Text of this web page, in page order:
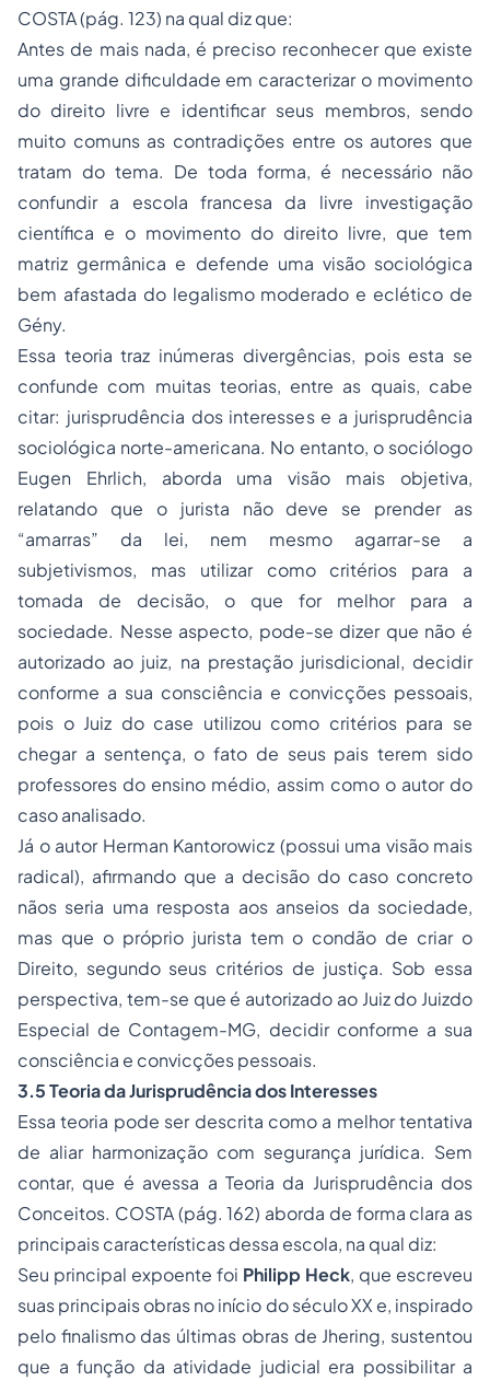
COSTA (pág. 123) na qual diz que:
Antes de mais nada, é preciso reconhecer que existe
uma grande dificuldade em caracterizar o movimento
do direito livre e identificar seus membros, sendo
muito comuns as contradições entre os autores que
tratam do tema. De toda forma, é necessário não
confundir a escola francesa da livre investigação
científica e o movimento do direito livre, que tem
matriz germânica e defende uma visão sociológica
bem afastada do legalismo moderado e eclético de
Gény.
Essa teoria traz inúmeras divergências, pois esta se
confunde com muitas teorias, entre as quais, cabe
citar: jurisprudência dos interesses e a jurisprudência
sociológica norte-americana. No entanto, o sociólogo
Eugen Ehrlich, aborda uma visão mais objetiva,
relatando que o jurista não deve se prender as
“amarras” da lei, nem mesmo agarrar-se a
subjetivismos, mas utilizar como critérios para a
tomada de decisão, o que for melhor para a
sociedade. Nesse aspecto, pode-se dizer que não é
autorizado ao juiz, na prestação jurisdicional, decidir
conforme a sua consciência e convicções pessoais,
pois o Juiz do case utilizou como critérios para se
chegar a sentença, o fato de seus pais terem sido
professores do ensino médio, assim como o autor do
caso analisado.
Já o autor Herman Kantorowicz (possui uma visão mais
radical), afirmando que a decisão do caso concreto
nãos seria uma resposta aos anseios da sociedade,
mas que o próprio jurista tem o condão de criar o
Direito, segundo seus critérios de justiça. Sob essa
perspectiva, tem-se que é autorizado ao Juiz do Juizdo
Especial de Contagem-MG, decidir conforme a sua
consciência e convicções pessoais.
3.5 Teoria da Jurisprudência dos Interesses
Essa teoria pode ser descrita como a melhor tentativa
de aliar harmonização com segurança jurídica. Sem
contar, que é avessa a Teoria da Jurisprudência dos
Conceitos. COSTA (pág. 162) aborda de forma clara as
principais características dessa escola, na qual diz:
Seu principal expoente foi Philipp Heck, que escreveu
suas principais obras no início do século XX e, inspirado
pelo finalismo das últimas obras de Jhering, sustentou
que a função da atividade judicial era possibilitar a